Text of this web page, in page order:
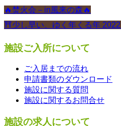
🔥焚火会－in風来の森🔥
⛩少し早い、ゆく年くる年
施設ご入所について
ご入居までの流れ
申請書類のダウンロード
施設に関する質問
施設に関するお問合せ
施設の求人について